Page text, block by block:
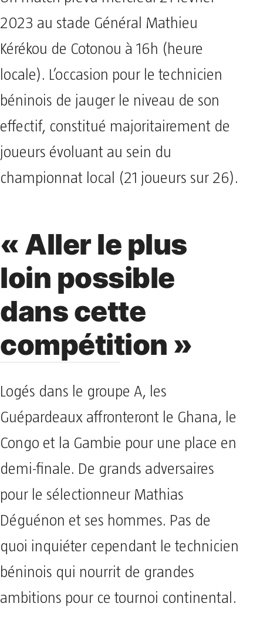
2023 au stade Général Mathieu
Kérékou de Cotonou à 16h (heure
locale). L’occasion pour le technicien
béninois de jauger le niveau de son
effectif, constitué majoritairement de
joueurs évoluant au sein du
championnat local (21 joueurs sur 26).
« Aller le plus
loin possible
dans cette
compétition »
Logés dans le groupe A, les
Guépardeaux affronteront le Ghana, le
Congo et la Gambie pour une place en
demi-finale. De grands adversaires
pour le sélectionneur Mathias
Déguénon et ses hommes. Pas de
quoi inquiéter cependant le technicien
béninois qui nourrit de grandes
ambitions pour ce tournoi continental.